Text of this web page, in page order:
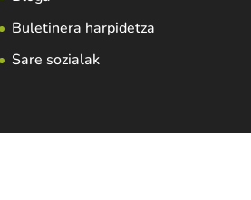
Buletinera harpidetza
Sare sozialak